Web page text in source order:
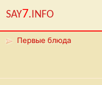
SAY7.INFO
Первые блюда